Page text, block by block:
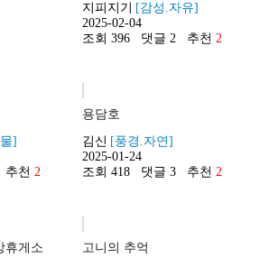
지피지기
[감성.자유]
2025-02-04
조회 396
댓글 2추천 2
]
천 2
용담호
김신 [풍경.자연]
2025-01-24
조회 418
댓글 3추천 2
휴게소
고니의 추억